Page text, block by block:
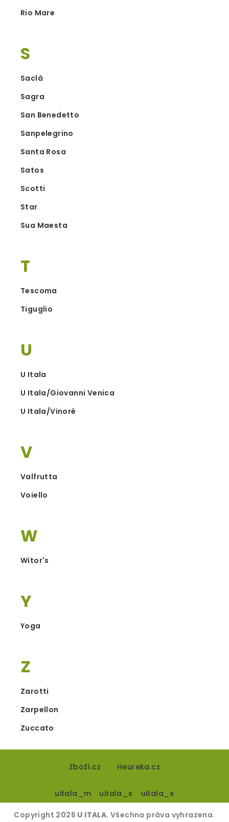
Rio Mare
S
Saclá
Sagra
San Benedetto
Sanpelegrino
Santa Rosa
Satos
Scotti
Star
Sua Maesta
T
Tescoma
Tiguglio
U
U Itala
U Itala/Giovanni Venica
U Itala/Vinoré
V
Valfrutta
Voiello
W
Witor's
Y
Yoga
Z
Zarotti
Zarpellon
Zuccato
a
Zboží.cz Heureka.cz
uitala_m uitala_s uitala_s
Copyright 2026 U ITALA. Všechna práva vyhrazena.